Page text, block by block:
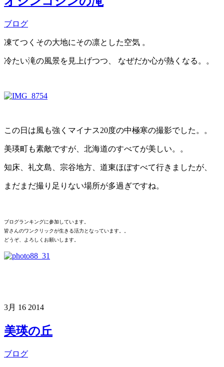
ブログ
凍てつくその大地にその凛とした空気 。
冷たい滝の風景を見上げつつ、 なぜだか心が熱くなる。。
この日は風も強くマイナス20度の中極寒の撮影でした。。
美瑛町も素敵ですが、北海道のすべてが美しい。。
知床、礼文島、宗谷地方、道東ほぼすべて行きましたが、
まだまだ撮り足りない場所が多過ぎですね。
ブログランキングに参加しています。
皆さんのワンクリックが生きる活力となっています。。
どうぞ、よろしくお願いします。
3月 16 2014
美瑛の丘
ブログ